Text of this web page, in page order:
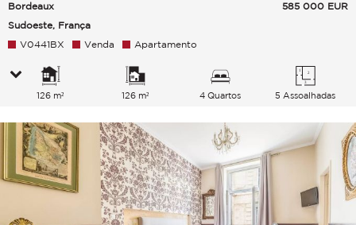
Bordeaux
Sudoeste, França
585 000 EUR
V0441BX Venda Apartamento
126 m² 126 m² 4 Quartos 5 Assoalhadas